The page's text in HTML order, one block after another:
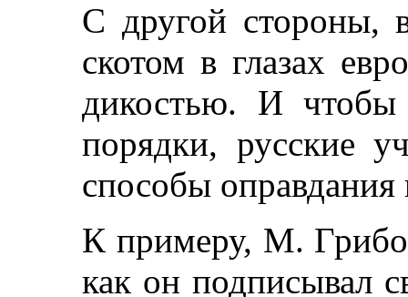
С другой стороны,
скотом в глазах
дикостью. И чтобы
порядки, русские
способы
К примеру, М.
как он подписывал